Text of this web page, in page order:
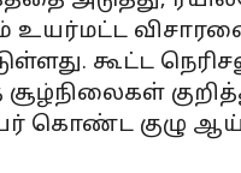
உயர்மட்ட
கூட்ட
கொண்ட குழு